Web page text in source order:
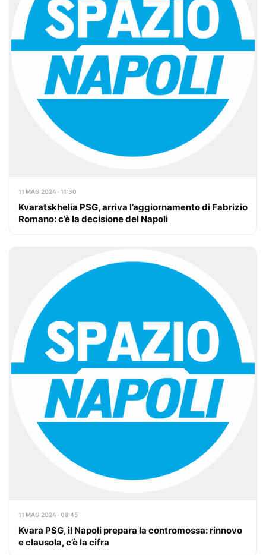
11 MAG 2024 · 11:30
Kvaratskhelia PSG, arriva l’aggiornamento di Fabrizio
Romano: c’è la decisione del Napoli
11 MAG 2024 · 08:45
Kvara PSG, il Napoli prepara la contromossa: rinnovo
e clausola, c’è la cifra